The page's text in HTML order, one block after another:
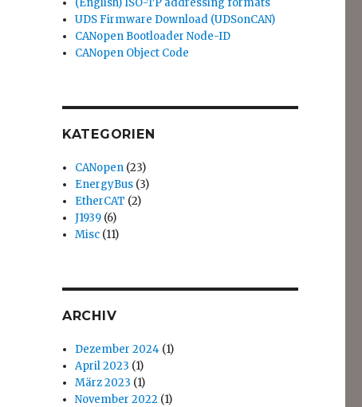
(English) ISO-TP addressing formats
UDS Firmware Download (UDSonCAN)
CANopen Bootloader Node-ID
CANopen Object Code
KATEGORIEN
CANopen (23)
EnergyBus (3)
EtherCAT (2)
J1939 (6)
Misc (11)
ARCHIV
Dezember 2024 (1)
April 2023 (1)
März 2023 (1)
November 2022 (1)